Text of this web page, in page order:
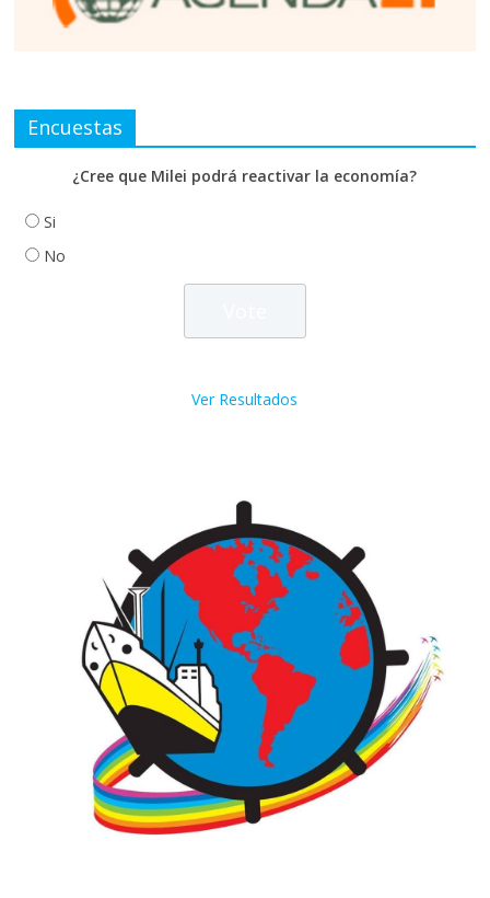
Encuestas
¿Cree que Milei podrá reactivar la economía?
Si
No
Ver Resultados